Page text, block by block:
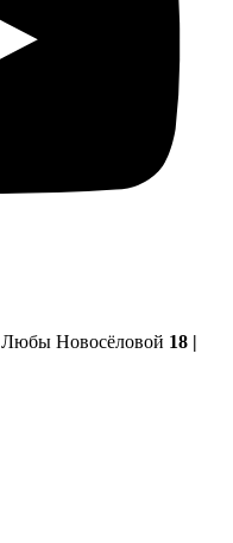
Любы Новосёловой 18 |